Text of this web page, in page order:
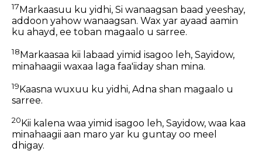
17 Markaasuu ku yidhi, Si wanaagsan baad yeeshay,
addoon yahow wanaagsan. Wax yar ayaad aamin
ku ahayd, ee toban magaalo u sarree.
18 Markaasaa kii labaad yimid isagoo leh, Sayidow,
minahaagii waxaa laga faa'iiday shan mina.
19Kaasna wuxuu ku yidhi, Adna shan magaalo u
sarree.
20 Kii kalena waa yimid isagoo leh, Sayidow, waa kaa
minahaagii aan maro yar ku guntay oo meel
dhigay.